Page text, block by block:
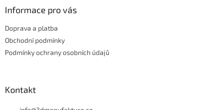
Informace pro vás
Doprava a platba
Obchodní podmínky
Podmínky ochrany osobních údajů
Kontakt